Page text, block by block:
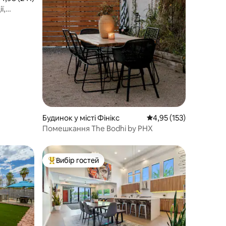
Будинок у місті Фінікс Середня оцінка: 4,95
4,95 (153)
Помешкання The Bodhi by PHX
Топ вибір гостей
Вибір гостей